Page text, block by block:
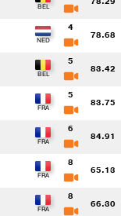
4
78.68
5
83.42
5
83.75
6
84.91
8
65.13
8
66.30